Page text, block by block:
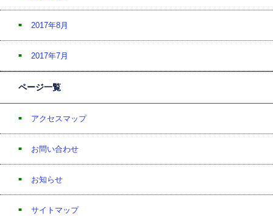
2017年8月
2017年7月
ページ一覧
アクセスマップ
お問い合わせ
お知らせ
サイトマップ